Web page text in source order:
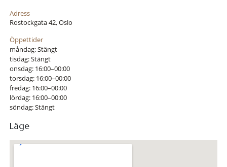
Adress
Rostockgata 42, Oslo
Öppettider
måndag: Stängt
tisdag: Stängt
onsdag: 16:00–00:00
torsdag: 16:00–00:00
fredag: 16:00–00:00
lördag: 16:00–00:00
söndag: Stängt
Läge